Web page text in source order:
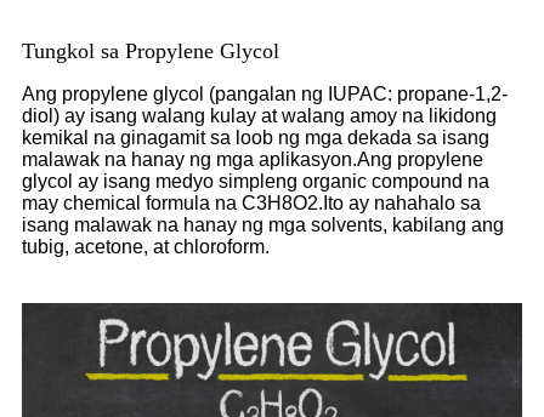
Tungkol sa Propylene Glycol
Ang propylene glycol (pangalan ng IUPAC: propane-1,2-
diol) ay isang walang kulay at walang amoy na likidong
kemikal na ginagamit sa loob ng mga dekada sa isang
malawak na hanay ng mga aplikasyon.Ang propylene
glycol ay isang medyo simpleng organic compound na
may chemical formula na C3H8O2.Ito ay nahahalo sa
isang malawak na hanay ng mga solvents, kabilang ang
tubig, acetone, at chloroform.